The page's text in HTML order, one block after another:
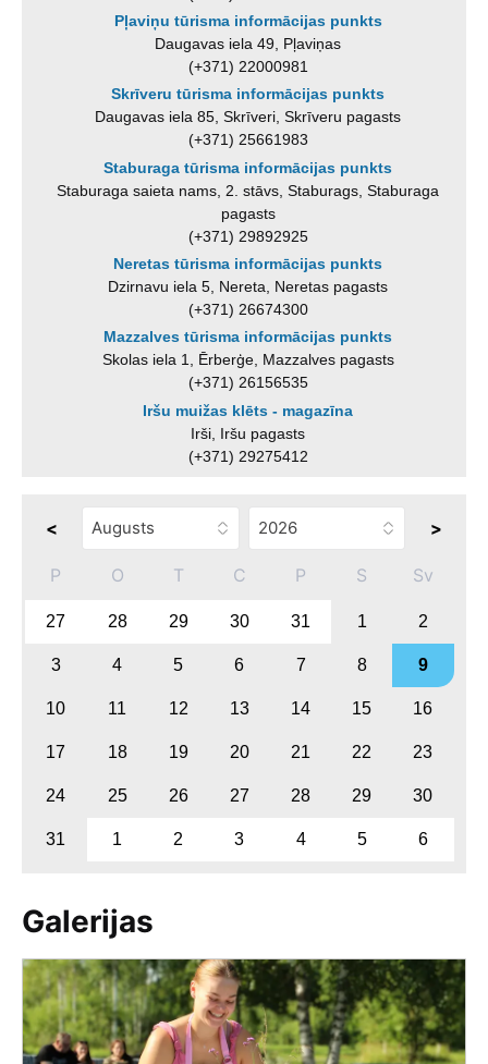
Pļaviņu tūrisma informācijas punkts
Daugavas iela 49, Pļaviņas
(+371) 22000981
Skrīveru tūrisma informācijas punkts
Daugavas iela 85, Skrīveri, Skrīveru pagasts
(+371) 25661983
Staburaga tūrisma informācijas punkts
Staburaga saieta nams, 2. stāvs, Staburags, Staburaga
pagasts
(+371) 29892925
Neretas tūrisma informācijas punkts
Dzirnavu iela 5, Nereta, Neretas pagasts
(+371) 26674300
Mazzalves tūrisma informācijas punkts
Skolas iela 1, Ērberģe, Mazzalves pagasts
(+371) 26156535
Iršu muižas klēts - magazīna
Irši, Iršu pagasts
(+371) 29275412
< >
P O T C P S Sv
27 28 29 30 31 1 2
3 4 5 6 7 8 9
10 11 12 13 14 15 16
17 18 19 20 21 22 23
24 25 26 27 28 29 30
31 1 2 3 4 5 6
Galerijas